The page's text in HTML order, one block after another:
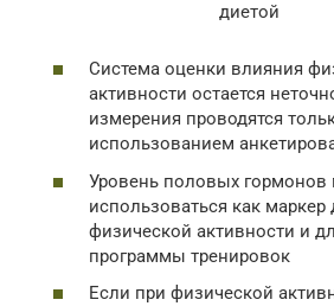
диетой
Система оценки влияния
активности остается
измерения проводятся
использованием
Уровень половых гормонов
использоваться как маркер
физической активности и
программы тренировок
Если при физической